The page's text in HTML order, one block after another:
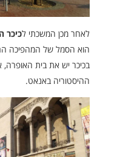
לאחר מכן המשכתי לכיכר
הוא הסמל של המהפיכה
בכיכר יש את בית האופרה,
ההיסטוריה באנאט.